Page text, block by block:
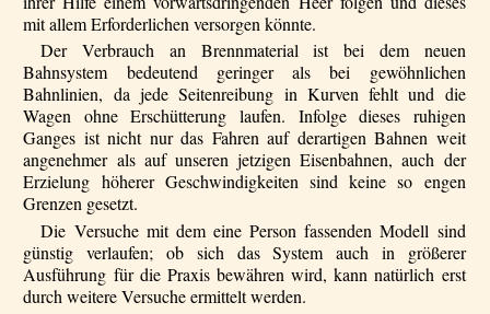
mit allem Erforderlichen versorgen könnte.
Der Verbrauch an Brennmaterial ist bei dem neuen
Bahnsystem bedeutend geringer als bei gewöhnlichen
Bahnlinien, da jede Seitenreibung in Kurven fehlt und die
Wagen ohne Erschütterung laufen. Infolge dieses ruhigen
Ganges ist nicht nur das Fahren auf derartigen Bahnen weit
angenehmer als auf unseren jetzigen Eisenbahnen, auch der
Erzielung höherer Geschwindigkeiten sind keine so engen
Grenzen gesetzt.
Die Versuche mit dem eine Person fassenden Modell sind
günstig verlaufen; ob sich das System auch in größerer
Ausführung für die Praxis bewähren wird, kann natürlich erst
durch weitere Versuche ermittelt werden.